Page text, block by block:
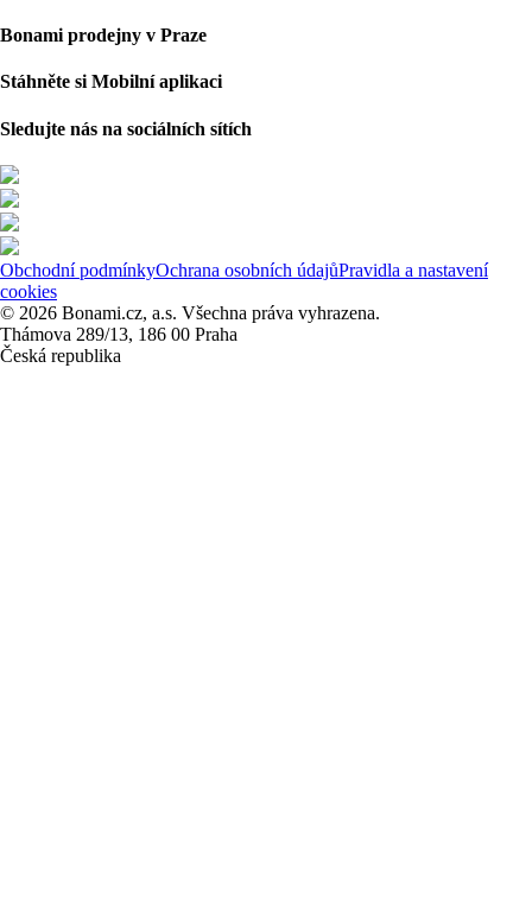
Bonami prodejny v Praze
Stáhněte si Mobilní aplikaci
Sledujte nás na sociálních sítích
Obchodní podmínkyOchrana osobních údajůPravidla a nastavení
cookies
© 2026 Bonami.cz, a.s. Všechna práva vyhrazena.
Thámova 289/13, 186 00 Praha
Česká republika